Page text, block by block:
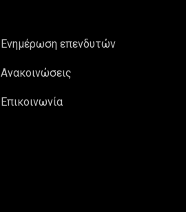
Ενημέρωση επενδυτών
Ανακοινώσεις
Επικοινωνία